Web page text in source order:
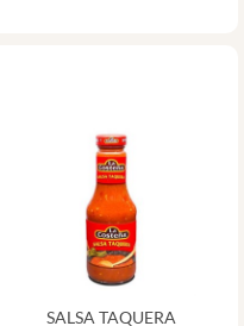
SALSA TAQUERA